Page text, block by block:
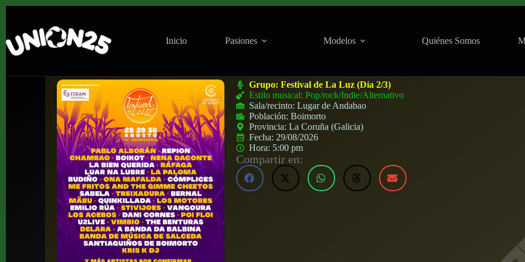
Inicio Pasiones Modelos Quiénes Somos
Grupo:Festival de La Luz (Día 2/3)
Estilo musical: Pop/rock/Indie/Alternativo
Sala/recinto:Lugar de Andabao
Población:Boimorto
Provincia:La Coruña (Galicia)
Fecha: 29/08/2026
Hora: 5:00 pm
Compartir en: